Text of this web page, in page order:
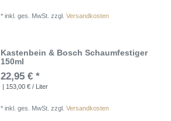
*inkl. ges. MwSt. zzgl.Versandkosten
Kastenbein & Bosch Schaumfestiger
150ml
22,95 € *
| 153,00 € / Liter
*inkl. ges. MwSt. zzgl.Versandkosten